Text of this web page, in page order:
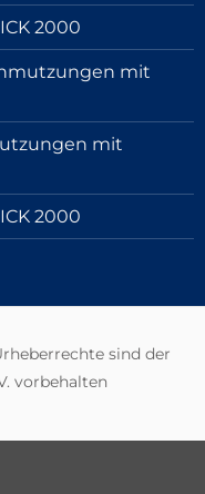
2000
mit
mit
2000
sind der
vorbehalten